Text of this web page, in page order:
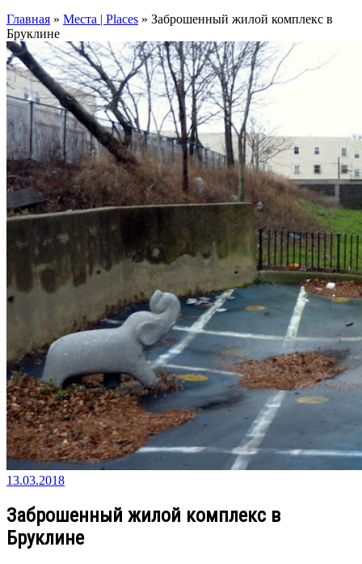
Главная » Места | Places » Заброшенный жилой комплекс в
Бруклине
13.03.2018
Заброшенный жилой комплекс в
Бруклине